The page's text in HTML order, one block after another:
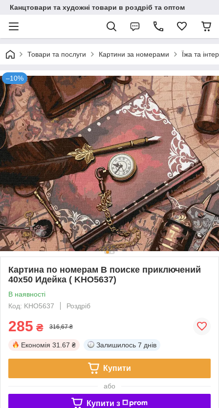
Канцтовари та художні товари в роздріб та оптом
Товари та послуги Картини за номерами Їжа та
–10%
Картина по номерам В поиске приключений
40х50 Идейка ( KHO5637)
В наявності
Код: KHO5637
Роздріб
285 ₴ 316,67 ₴
Економія 31.67 ₴ Залишилось 7 днів
Купити
або
Купити з